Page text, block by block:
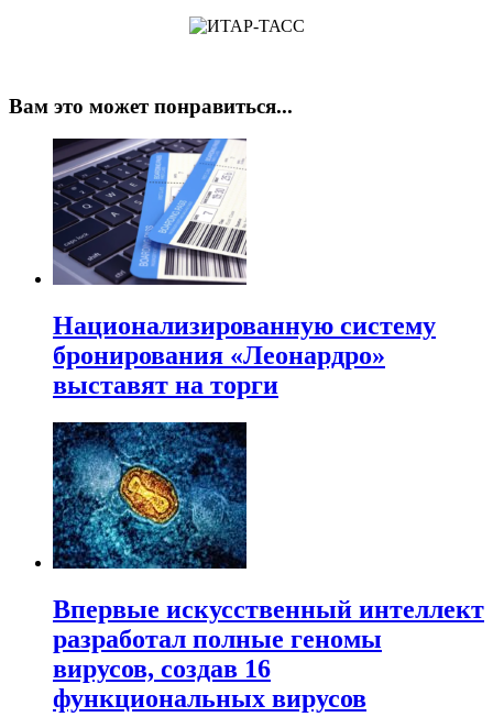
Вам это может понравиться...
Национализированную систему
бронирования «Леонардро»
выставят на торги
Впервые искусственный интеллект
разработал полные геномы
вирусов, создав 16
функциональных вирусов